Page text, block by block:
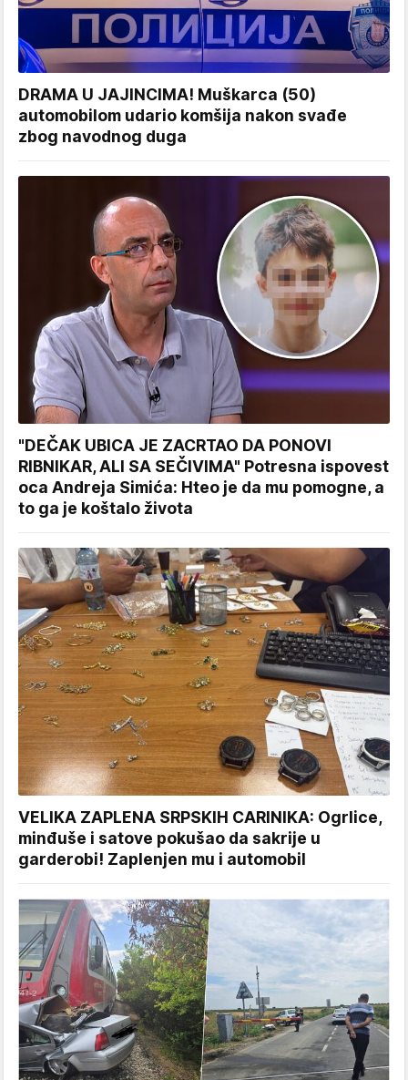
DRAMA U JAJINCIMA! Muškarca (50)
automobilom udario komšija nakon svađe
zbog navodnog duga
"DEČAK UBICA JE ZACRTAO DA PONOVI
RIBNIKAR, ALI SA SEČIVIMA" Potresna ispovest
oca Andreja Simića: Hteo je da mu pomogne, a
to ga je koštalo života
VELIKA ZAPLENA SRPSKIH CARINIKA: Ogrlice,
minđuše i satove pokušao da sakrije u
garderobi! Zaplenjen mu i automobil